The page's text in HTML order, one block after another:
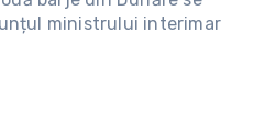
ministrului interimar